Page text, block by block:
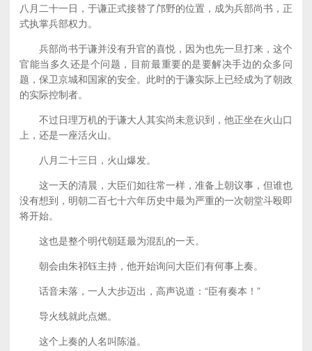
八月二十一日，于谦正式接替了邝野的位置，成为兵部尚书，正
式执掌兵部权力。
兵部尚书于谦并没有升官的喜悦，因为也先一旦打来，这个
官能当多久还是个问题，目前最重要的是要解决手边的众多问
题，保卫京城和国家的安全。此时的于谦实际上已经成为了朝政
的实际控制者。
不过日理万机的于谦大人其实尚未意识到，他正坐在火山口
上，还是一座活火山。
八月二十三日，火山爆发。
这一天的清晨，大臣们如往常一样，准备上朝议事，但谁也
没有想到，明朝二百七十六年历史中最为严重的一次朝堂斗殴即
将开始。
这也是整个明代朝廷最为混乱的一天。
朝会由朱祁钰主持，他开始询问大臣们有何事上奏。
话音未落，一人大步迈出，高声说道：“臣有奏本！”
导火线就此点燃。
这个上奏的人名叫陈溢。